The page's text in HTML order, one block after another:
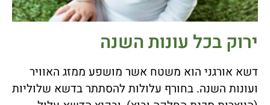
ירוק בכל עונות השנה
דשא אורגני הוא משטח אשר מושפע ממזג האוויר
ועונות השנה. בחורף עלולות להסתתר בדשא שלוליות